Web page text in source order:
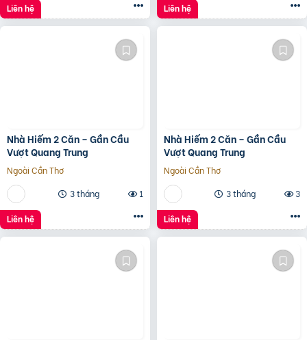
Liên hệ Liên hệ
Nhà Hiếm 2 Căn – Gần Cầu
Vượt Quang Trung
Ngoài Cần Thơ
3 tháng
1
Liên hệ
Nhà Hiếm 2 Căn – Gần Cầu
Vượt Quang Trung
Ngoài Cần Thơ
3 tháng
3
Liên hệ